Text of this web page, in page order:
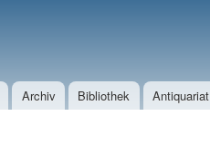
Archiv Bibliothek Antiquariat